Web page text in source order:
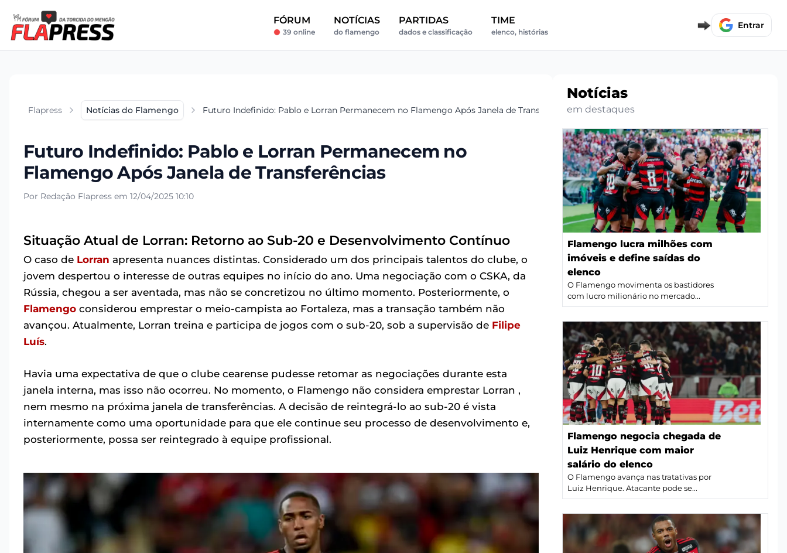
FÓRUM
39 online
NOTÍCIAS
do flamengo
PARTIDAS
dados e classificação
TIME
elenco, histórias
Entrar
Flapress Notícias do Flamengo Futuro Indefinido: Pablo e Lorran Permanecem no Flamengo Após Janela de Transferências
Futuro Indefinido: Pablo e Lorran Permanecem no
Flamengo Após Janela de Transferências
Por Redação Flapress em 12/04/2025 10:10
Situação Atual de Lorran: Retorno ao Sub-20 e Desenvolvimento Contínuo
O caso de Lorran apresenta nuances distintas. Considerado um dos principais talentos do clube, o
jovem despertou o interesse de outras equipes no início do ano. Uma negociação com o CSKA, da
Rússia, chegou a ser aventada, mas não se concretizou no último momento. Posteriormente, o
Flamengo considerou emprestar o meio-campista ao Fortaleza, mas a transação também não
avançou. Atualmente, Lorran treina e participa de jogos com o sub-20, sob a supervisão de Filipe
Luís.
Havia uma expectativa de que o clube cearense pudesse retomar as negociações durante esta
janela interna, mas isso não ocorreu. No momento, o Flamengo não considera emprestar Lorran ,
nem mesmo na próxima janela de transferências. A decisão de reintegrá-lo ao sub-20 é vista
internamente como uma oportunidade para que ele continue seu processo de desenvolvimento e,
posteriormente, possa ser reintegrado à equipe profissional.
Notícias
em destaques
Flamengo lucra milhões com
imóveis e define saídas do
elenco
O Flamengo movimenta os bastidores
com lucro milionário no mercado...
Flamengo negocia chegada de
Luiz Henrique com maior
salário do elenco
O Flamengo avança nas tratativas por
Luiz Henrique. Atacante pode se...